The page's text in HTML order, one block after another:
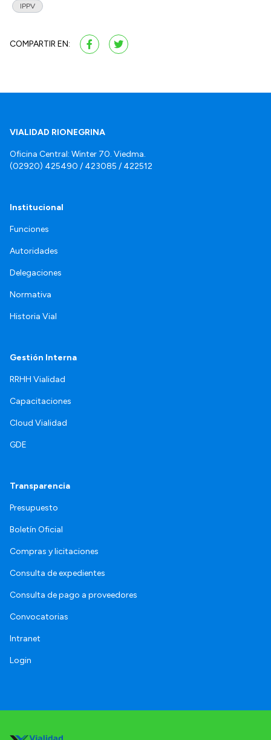
IPPV
COMPARTIR EN:
VIALIDAD RIONEGRINA
Oficina Central: Winter 70. Viedma.
(02920) 425490 / 423085 / 422512
Institucional
Funciones
Autoridades
Delegaciones
Normativa
Historia Vial
Gestión Interna
RRHH Vialidad
Capacitaciones
Cloud Vialidad
GDE
Transparencia
Presupuesto
Boletín Oficial
Compras y licitaciones
Consulta de expedientes
Consulta de pago a proveedores
Convocatorias
Intranet
Login